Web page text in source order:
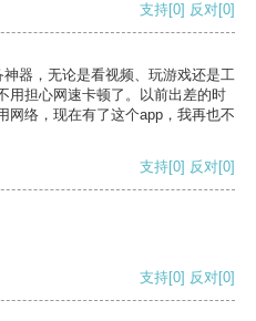
支持[0] 反对[0]
器，无论是看视频、玩游戏还是工
用担心网速卡顿了。以前出差的时
网络，现在有了这个app，我再也不
支持[0] 反对[0]
支持[0] 反对[0]